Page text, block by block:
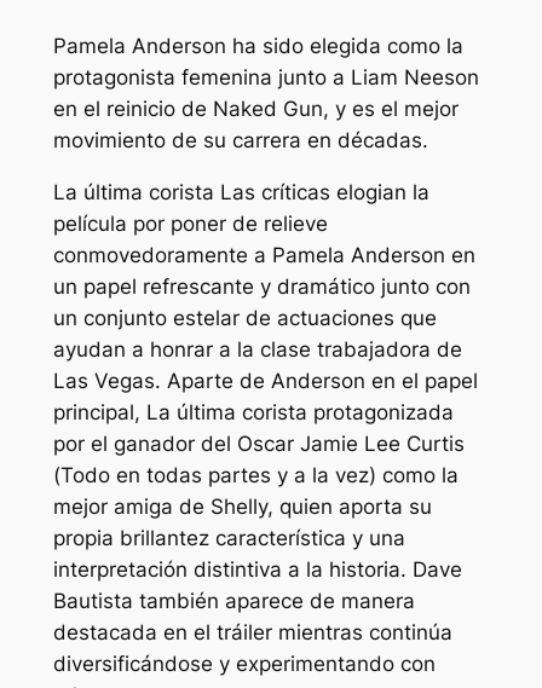
Pamela Anderson ha sido elegida como la
protagonista femenina junto a Liam Neeson
en el reinicio de Naked Gun, y es el mejor
movimiento de su carrera en décadas.
La última corista Las críticas elogian la
película por poner de relieve
conmovedoramente a Pamela Anderson en
un papel refrescante y dramático junto con
un conjunto estelar de actuaciones que
ayudan a honrar a la clase trabajadora de
Las Vegas. Aparte de Anderson en el papel
principal, La última corista protagonizada
por el ganador del Oscar Jamie Lee Curtis
(Todo en todas partes y a la vez) como la
mejor amiga de Shelly, quien aporta su
propia brillantez característica y una
interpretación distintiva a la historia. Dave
Bautista también aparece de manera
destacada en el tráiler mientras continúa
diversificándose y experimentando con